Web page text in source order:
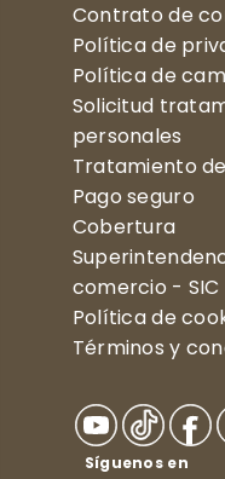
Contrato de
Política de
Política de
Solicitud
personales
Tratamiento
Pago seguro
Cobertura
comercio - SIC
Política de
Términos y
Síguenos en